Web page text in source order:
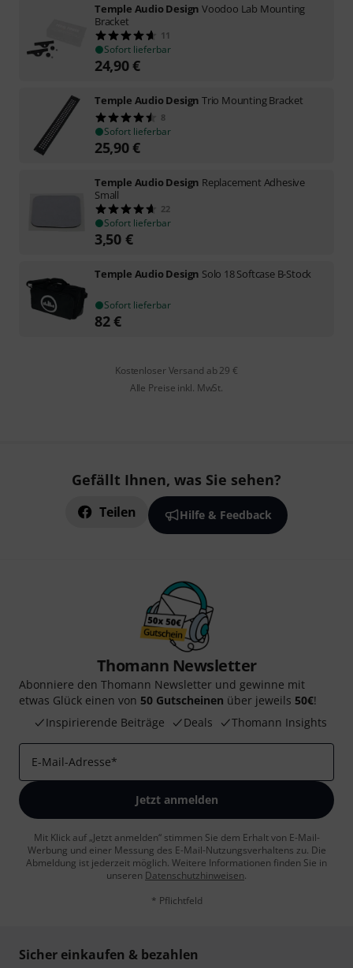
Temple Audio Design Voodoo Lab Mounting
Bracket
11
Sofort lieferbar
24,90€
Temple Audio Design Trio Mounting Bracket
8
Sofort lieferbar
25,90€
Temple Audio Design Replacement Adhesive
Small
22
Sofort lieferbar
3,50 €
Temple Audio Design Solo 18 Softcase B-Stock
Sofort lieferbar
82€
Kostenloser Versand ab 29 €
Alle Preise inkl. MwSt.
Gefällt Ihnen, was Sie sehen?
Teilen Hilfe & Feedback
Thomann Newsletter
Abonniere den Thomann Newsletter und gewinne mit
etwas Glück einen von 50 Gutscheinen über jeweils 50€!
Inspirierende Beiträge
Deals Thomann Insights
E-Mail-Adresse*
Jetzt anmelden
Mit Klick auf „Jetzt anmelden“ stimmen Sie dem Erhalt von E-Mail-
Werbung und einer Messung des E-Mail-Nutzungsverhaltens zu. Die
Abmeldung ist jederzeit möglich. Weitere Informationen finden Sie in
unseren Datenschutzhinweisen.
* Pflichtfeld
Sicher einkaufen & bezahlen